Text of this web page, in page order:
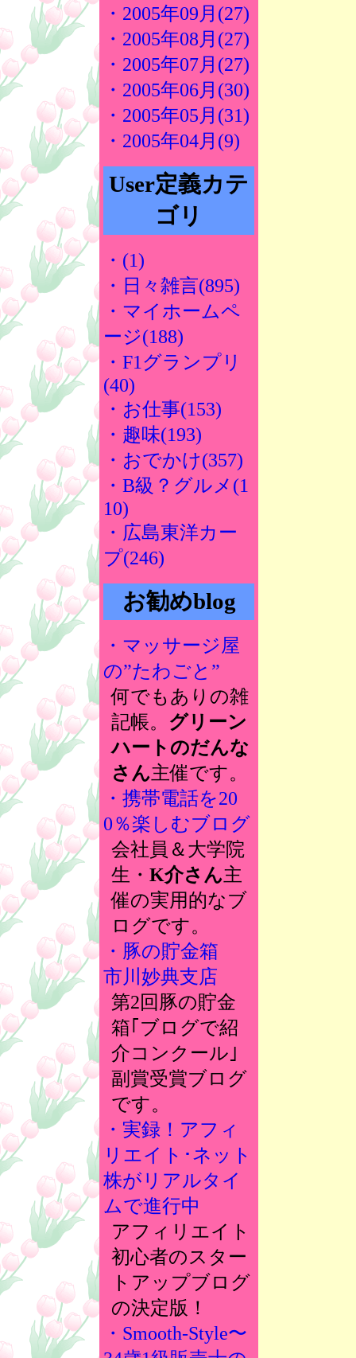
・2005年09月(27)
・2005年08月(27)
・2005年07月(27)
・2005年06月(30)
・2005年05月(31)
・2005年04月(9)
User定義カテ
ゴリ
・(1)
・日々雑言(895)
・マイホームペ
ージ(188)
・F1グランプリ
(40)
・お仕事(153)
・趣味(193)
・おでかけ(357)
・B級？グルメ(1
10)
・広島東洋カー
プ(246)
お勧めblog
・マッサージ屋
の”たわごと”
何でもありの雑
記帳。 グリーン
ハートのだんな
さん主催です。
・携帯電話を20
0％楽しむブログ
会社員＆大学院
生・ K介さん主
催の実用的なブ
ログです。
・豚の貯金箱
市川妙典支店
第2回豚の貯金
箱｢ブログで紹
介コンクール｣
副賞受賞ブログ
です。
・実録！アフィ
リエイト･ネット
株がリアルタイ
ムで進行中
アフィリエイト
初心者のスター
トアップブログ
の決定版！
・Smooth-Style〜